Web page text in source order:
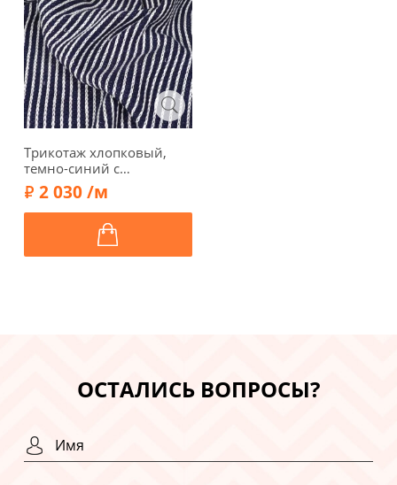
Трикотаж хлопковый,
темно-синий с
молочными полосами,
61636
2 030 /м
ОСТАЛИСЬ ВОПРОСЫ?